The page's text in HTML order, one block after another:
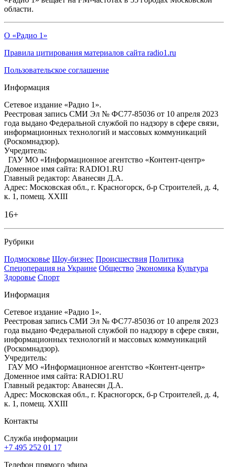
области.
О «Радио 1»
Правила цитирования материалов сайта radio1.ru
Пользовательское соглашение
Информация
Сетевое издание «Радио 1».
Реестровая запись СМИ Эл № ФС77-85036 от 10 апреля 2023
года выдано Федеральной службой по надзору в сфере связи,
информационных технологий и массовых коммуникаций
(Роскомнадзор).
Учредитель:
ГАУ МО «Информационное агентство «Контент-центр»
Доменное имя сайта: RADIO1.RU
Главный редактор: Аванесян Д.А.
Адрес: Московская обл., г. Красногорск, б-р Строителей, д. 4,
к. 1, помещ. XXIII
16+
Рубрики
Подмосковье Шоу-бизнес Происшествия Политика
Спецоперация на Украине Общество Экономика Культура
Здоровье Спорт
Информация
Сетевое издание «Радио 1».
Реестровая запись СМИ Эл № ФС77-85036 от 10 апреля 2023
года выдано Федеральной службой по надзору в сфере связи,
информационных технологий и массовых коммуникаций
(Роскомнадзор).
Учредитель:
ГАУ МО «Информационное агентство «Контент-центр»
Доменное имя сайта: RADIO1.RU
Главный редактор: Аванесян Д.А.
Адрес: Московская обл., г. Красногорск, б-р Строителей, д. 4,
к. 1, помещ. XXIII
Контакты
Служба информации
+7 495 252 01 17
Телефон прямого эфира